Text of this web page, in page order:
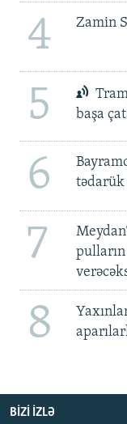
4 Zamin
5
başa
6
tədarük
7
pulların
8
BIZI IZLƏ